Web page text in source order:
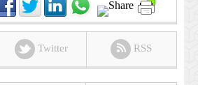
Twitter RSS